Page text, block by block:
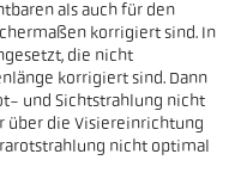
als auch für den
korrigiert sind. In
die nicht
korrigiert sind. Dann
und Sichtstrahlung nicht
über die Visiereinrichtung
nicht optimal